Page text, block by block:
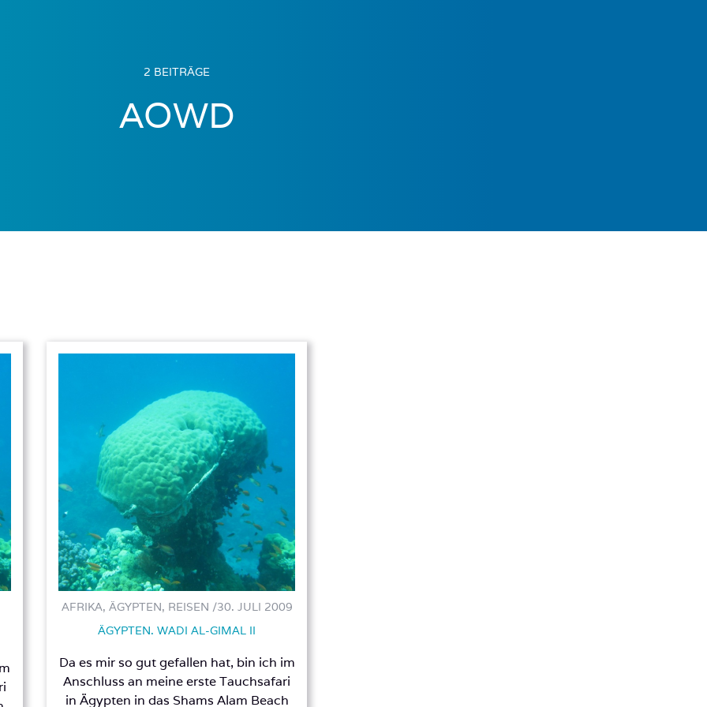
2 BEITRÄGE
AOWD
AFRIKA, ÄGYPTEN, REISEN /30. JULI 2009
ÄGYPTEN. WADI AL-GIMAL II
Da es mir so gut gefallen hat, bin ich im
Anschluss an meine erste Tauchsafari
in Ägypten in das Shams Alam Beach